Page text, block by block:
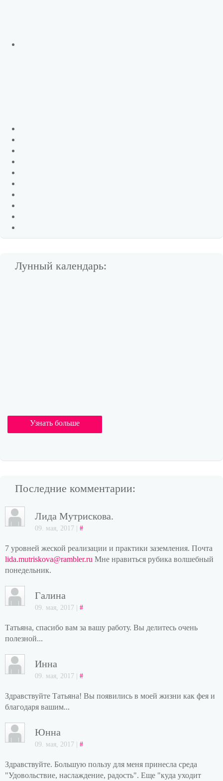
Лунный календарь:
Узнать больше
Последние комментарии:
Лида Мутрискова.
09. мая, 2017 | #
7 уровней жеской реализации и практики заземления. Почта
lida.mutriskova@rambler.ru Мне нравиться рубика волшебный
понедельник.
Галина
09. мая, 2017 | #
Татьяна, спасибо вам за вашу работу. Вы делитесь очень
полезной...
Инна
09. мая, 2017 | #
Здравствуйте Татьяна! Вы появились в моей жизни как фея и
благодаря вашим...
Юнна
09. мая, 2017 | #
Здравствуйте. Большую пользу для меня принесла среда
"Удовольствие, наслаждение, радость". Еще "куда уходит